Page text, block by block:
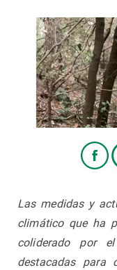
Las medidas y
climático que ha
coliderado por
destacadas para